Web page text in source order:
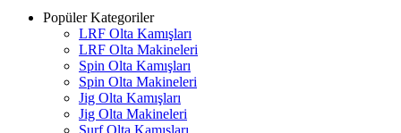
Popüler Kategoriler
LRF Olta Kamışları
LRF Olta Makineleri
Spin Olta Kamışları
Spin Olta Makineleri
Jig Olta Kamışları
Jig Olta Makineleri
Surf Olta Kamışları